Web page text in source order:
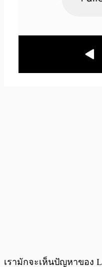
เรามักจะเห็นปัญหาของ